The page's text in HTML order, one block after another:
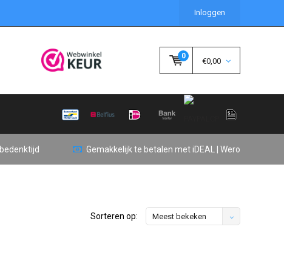
Inloggen
0
€0,00
Gemakkelijk te betalen met iDEAL | Wero
Sorteren op: Meest bekeken